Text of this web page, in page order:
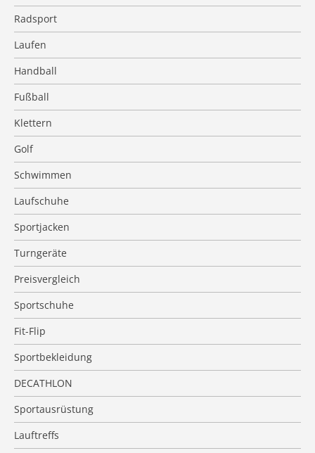
Radsport
Laufen
Handball
Fußball
Klettern
Golf
Schwimmen
Laufschuhe
Sportjacken
Turngeräte
Preisvergleich
Sportschuhe
Fit-Flip
Sportbekleidung
DECATHLON
Sportausrüstung
Lauftreffs